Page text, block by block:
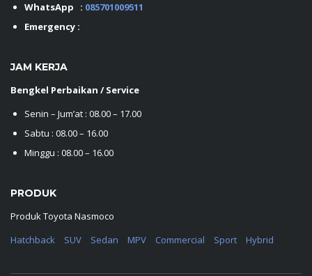
WhatsApp : 085701009511
Emergency :
JAM KERJA
Bengkel Perbaikan / Service
Senin – Jum’at : 08.00 – 17.00
Sabtu : 08.00 – 16.00
Minggu : 08.00 – 16.00
PRODUK
Produk Toyota Nasmoco
Hatchback
SUV Sedan MPV Commercial Sport Hybrid